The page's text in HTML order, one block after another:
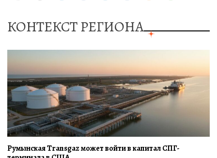
КОНТЕКСТ РЕГИОНА
Румынская Transgaz может войти в капитал СПГ-